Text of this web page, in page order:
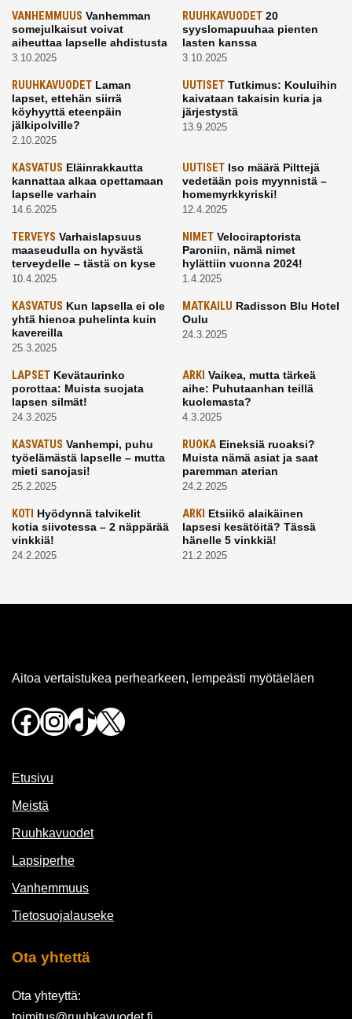
VANHEMMUUS Vanhemman
somejulkaisut voivat
aiheuttaa lapselle ahdistusta
3.10.2025
RUUHKAVUODET20
syyslomapuuhaa pienten
lasten kanssa
3.10.2025
RUUHKAVUODET Laman
lapset, ettehän siirrä
köyhyyttä eteenpäin
jälkipolville?
2.10.2025
UUTISETTutkimus: Kouluihin
kaivataan takaisin kuria ja
järjestystä
13.9.2025
KASVATUS Eläinrakkautta
kannattaa alkaa opettamaan
lapselle varhain
14.6.2025
UUTISETIso määrä Pilttejä
vedetään pois myynnistä –
homemyrkkyriski!
12.4.2025
TERVEYS Varhaislapsuus
maaseudulla on hyvästä
terveydelle – tästä on kyse
10.4.2025
NIMETVelociraptorista
Paroniin, nämä nimet
hylättiin vuonna 2024!
1.4.2025
KASVATUS Kun lapsella ei ole
yhtä hienoa puhelinta kuin
kavereilla
25.3.2025
MATKAILU Radisson Blu Hotel
Oulu
24.3.2025
LAPSET Kevätaurinko
porottaa: Muista suojata
lapsen silmät!
24.3.2025
ARKI Vaikea, mutta tärkeä
aihe: Puhutaanhan teillä
kuolemasta?
4.3.2025
KASVATUS Vanhempi, puhu
työelämästä lapselle – mutta
mieti sanojasi!
25.2.2025
RUOKAEineksiä ruoaksi?
Muista nämä asiat ja saat
paremman aterian
24.2.2025
KOTI Hyödynnä talvikelit
kotia siivotessa – 2 näppärää
vinkkiä!
24.2.2025
ARKI Etsiikö alaikäinen
lapsesi kesätöitä? Tässä
hänelle 5 vinkkiä!
21.2.2025
Aitoa vertaistukea perhearkeen, lempeästi myötäeläen
Facebook
Instagram
TikTok
X
Etusivu
Meistä
Ruuhkavuodet
Lapsiperhe
Vanhemmuus
Tietosuojalauseke
Ota yhtettä
Ota yhteyttä: